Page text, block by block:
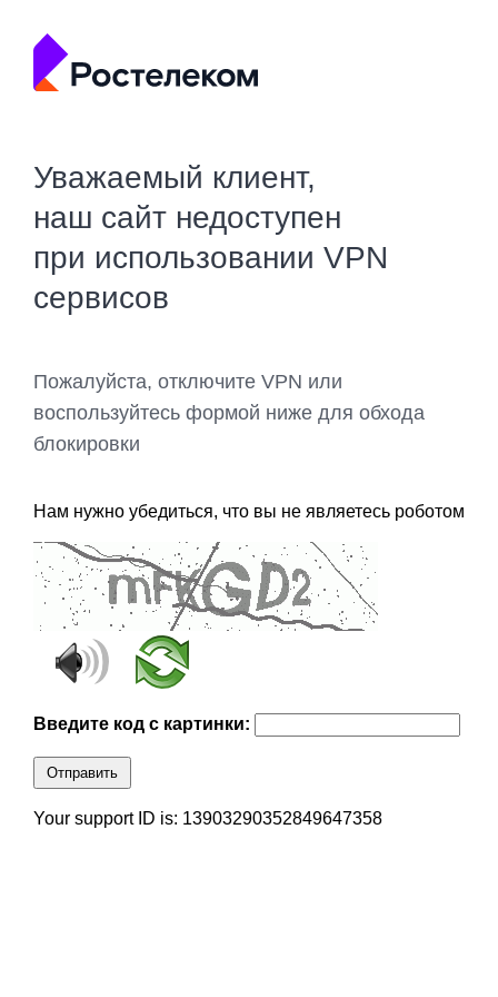
Уважаемый клиент,
наш сайт недоступен
при использовании VPN
сервисов
Пожалуйста, отключите VPN или
воспользуйтесь формой ниже для обхода
блокировки
Нам нужно убедиться, что вы не являетесь роботом
Введите код с картинки:
Отправить
Your support ID is: 13903290352849647358